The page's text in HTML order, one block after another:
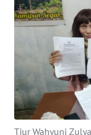
Tiur Wahyuni
PERISTIWA
Informasi
INDEKS
BERITA